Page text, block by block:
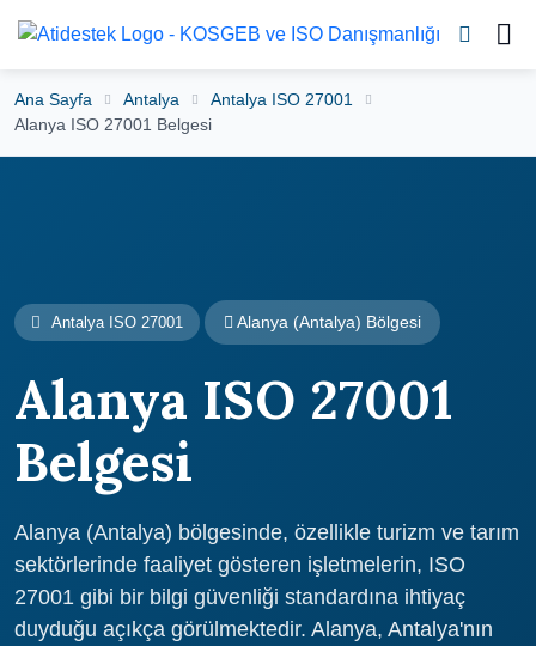
Ana Sayfa Antalya
Antalya ISO 27001
Alanya ISO 27001 Belgesi
Antalya ISO 27001 Alanya (Antalya) Bölgesi
Alanya ISO 27001
Belgesi
Alanya (Antalya) bölgesinde, özellikle turizm ve tarım
sektörlerinde faaliyet gösteren işletmelerin, ISO
27001 gibi bir bilgi güvenliği standardına ihtiyaç
duyduğu açıkça görülmektedir. Alanya, Antalya'nın